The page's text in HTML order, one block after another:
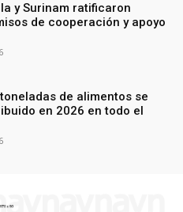
y Surinam ratificaron
de cooperación y apoyo
de alimentos se
en 2026 en todo el